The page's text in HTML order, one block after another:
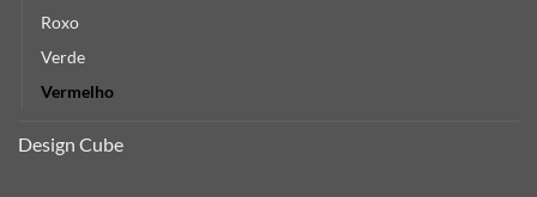
Roxo
Verde
Vermelho
Design Cube